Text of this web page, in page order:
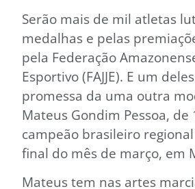
Serão mais de mil atletas
medalhas e pelas
pela Federação
Esportivo (FAJJE). E um
promessa da uma outra
Mateus Gondim Pessoa, de
campeão brasileiro
final do mês de março, em
Mateus tem nas artes